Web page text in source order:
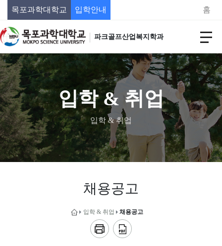
목포과학대학교 입학안내 홈
파크골프산업복지학과
입학 & 취업
입학 & 취업
채용공고
입학 & 취업 채용공고